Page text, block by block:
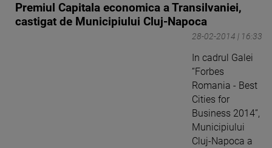
Premiul Capitala economica a Transilvaniei,
castigat de Municipiului Cluj-Napoca
28-02-2014 | 16:33
In cadrul Galei
“Forbes
Romania - Best
Cities for
Business 2014”,
Municipiului
Cluj-Napoca a